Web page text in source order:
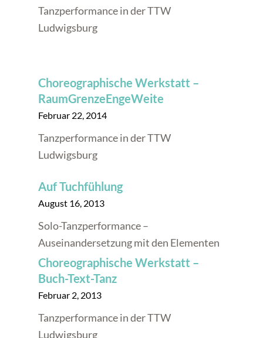
Tanzperformance in der TTW
Ludwigsburg
Choreographische Werkstatt –
RaumGrenzeEngeWeite
Februar 22, 2014
Tanzperformance in der TTW
Ludwigsburg
Auf Tuchfühlung
August 16, 2013
Solo-Tanzperformance –
Auseinandersetzung mit den Elementen
Choreographische Werkstatt –
Buch-Text-Tanz
Februar 2, 2013
Tanzperformance in der TTW
Ludwigsburg